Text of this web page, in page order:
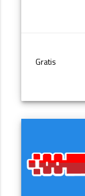
Gratis